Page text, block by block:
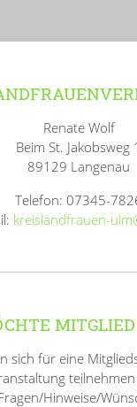
Renate Wolf
Beim St. Jakobsweg 1
89129 Langenau
Telefon: 07345-
kreislandfrauen-
sich für eine
Hinweise/